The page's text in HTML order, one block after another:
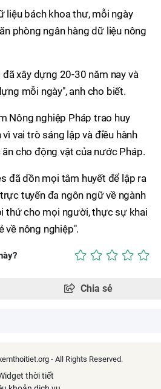
liệu bách khoa thư, mỗi ngày
phòng ngân hàng dữ liệu nông
xây dựng 20-30 năm nay và
mỗi ngày", anh cho biết.
Nông nghiệp Pháp trao huy
vai trò sáng lập và điều hành
cho động vật của nước Pháp.
đã dồn mọi tâm huyết để lập ra
tuyến đa ngôn ngữ về ngành
thứ cho mọi người, thực sự khai
về nông nghiệp".
Chia sẻ
- All Rights Reserved.
thời tiết